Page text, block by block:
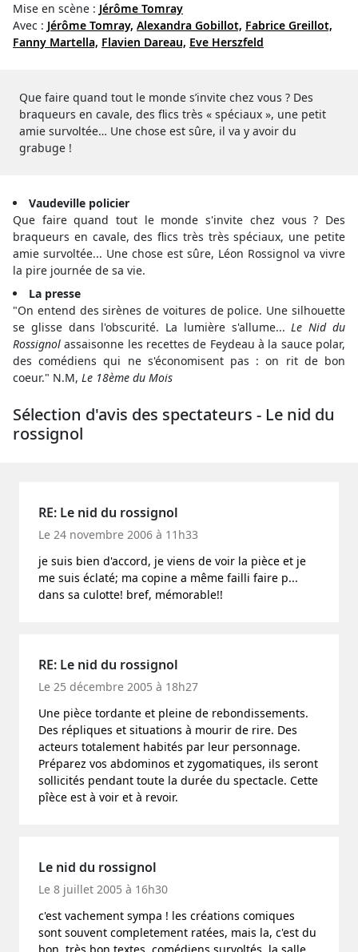
Mise en scène : Jérôme Tomray
Avec : Jérôme Tomray, Alexandra Gobillot, Fabrice Greillot,
Fanny Martella, Flavien Dareau, Eve Herszfeld
Que faire quand tout le monde s’invite chez vous ? Des
braqueurs en cavale, des flics très « spéciaux », une petit
amie survoltée… Une chose est sûre, il va y avoir du
grabuge !
Vaudeville policier
Que faire quand tout le monde s'invite chez vous ? Des
braqueurs en cavale, des flics très très spéciaux, une petite
amie survoltée... Une chose est sûre, Léon Rossignol va vivre
la pire journée de sa vie.
La presse
"On entend des sirènes de voitures de police. Une silhouette
se glisse dans l'obscurité. La lumière s'allume...Le Nid du
Rossignol assaisonne les recettes de Feydeau à la sauce polar,
des comédiens qui ne s'économisent pas : on rit de bon
coeur." N.M, Le 18ème du Mois
Sélection d'avis des spectateurs - Le nid du
rossignol
RE: Le nid du rossignol
Le 24 novembre 2006 à 11h33
je suis bien d'accord, je viens de voir la pièce et je
me suis éclaté; ma copine a même failli faire p...
dans sa culotte! bref, mémorable!!
RE: Le nid du rossignol
Le 25 décembre 2005 à 18h27
Une pièce tordante et pleine de rebondissements.
Des répliques et situations à mourir de rire. Des
acteurs totalement habités par leur personnage.
Préparez vos abdominos et zygomatiques, ils seront
sollicités pendant toute la durée du spectacle. Cette
pîèce est à voir et à revoir.
Le nid du rossignol
Le 8 juillet 2005 à 16h30
c'est vachement sympa ! les créations comiques
sont souvent completement ratées, mais la, c'est du